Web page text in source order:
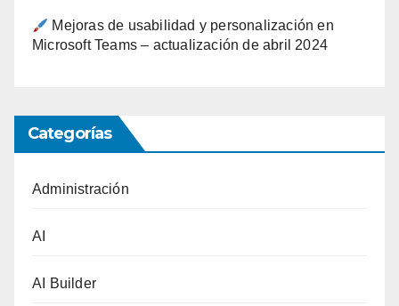
Mejoras de usabilidad y personalización en
Microsoft Teams – actualización de abril 2024
Categorías
Administración
AI
AI Builder